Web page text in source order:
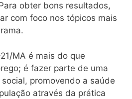
obter bons resultados,
com foco nos tópicos mais
MA é mais do que
é fazer parte de uma
promovendo a saúde
através da prática